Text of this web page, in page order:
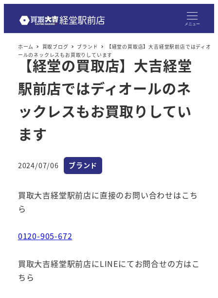
メニュー
ホーム 買取ブログ ブランド
【経堂の買取店】大吉経堂駅前店ではディオ
ールのネックレスもお買取りしています
【経堂の買取店】大吉経堂
駅前店ではディオールのネ
ックレスもお買取りしてい
ます
投稿日
2024/07/06 カテゴリー
ブランド
買取大吉経堂駅前店に直接のお問い合わせはこち
ら
0120-905-672
買取大吉経堂駅前店にLINEにてお問合せの方はこ
ちら